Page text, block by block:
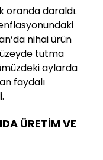
oranda daraldı.
nihai ürün
tutma
aylarda
faydalı
ÜRETİM VE